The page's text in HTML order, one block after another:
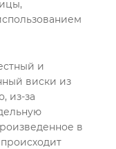
и
виски из
из-за
в